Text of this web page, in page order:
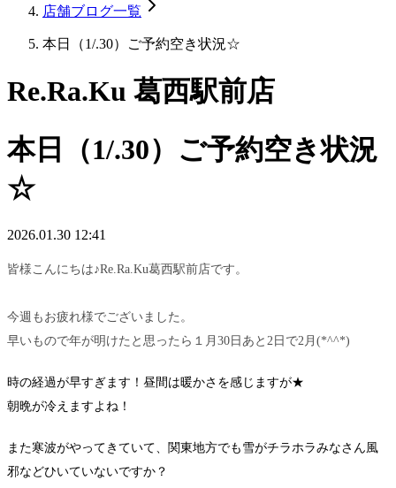
店舗ブログ一覧
本日（1/.30）ご予約空き状況☆
Re.Ra.Ku 葛西駅前店
本日（1/.30）ご予約空き状況
☆
2026.01.30 12:41
皆様こんにちは♪Re.Ra.Ku葛西駅前店です。
今週もお疲れ様でございました。
早いもので年が明けたと思ったら１月30日あと2日で2月(*^^*)
時の経過が早すぎます！昼間は暖かさを感じますが★
朝晩が冷えますよね！
また寒波がやってきていて、関東地方でも雪がチラホラみなさん風
邪などひいていないですか？